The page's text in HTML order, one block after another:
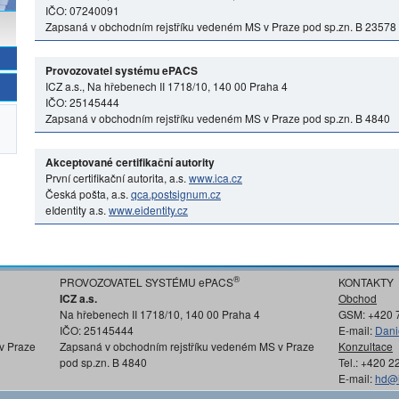
IČO: 07240091
Zapsaná v obchodním rejstříku vedeném MS v Praze pod sp.zn. B 23578
Provozovatel systému ePACS
ICZ a.s., Na hřebenech II 1718/10, 140 00 Praha 4
IČO: 25145444
Zapsaná v obchodním rejstříku vedeném MS v Praze pod sp.zn. B 4840
Akceptované certifikační autority
První certifikační autorita, a.s. www.ica.cz
Česká pošta, a.s. qca.postsignum.cz
eIdentity a.s. www.eidentity.cz
Praze
PROVOZOVATEL SYSTÉMU ePACS®
ICZ a.s.
Na hřebenech II 1718/10, 140 00 Praha 4
IČO: 25145444
Zapsaná v obchodním rejstříku vedeném MS v Praze
pod sp.zn. B 4840
KONTAKTY
Obchod
GSM: +420
E-mail:
Konzultace
Tel.: +420
E-mail: